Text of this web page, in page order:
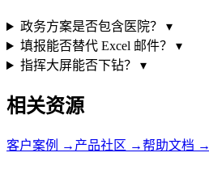
政务方案是否包含医院？ ▾
填报能否替代 Excel 邮件？ ▾
指挥大屏能否下钻？ ▾
相关资源
客户案例 → 产品社区 →帮助文档 →